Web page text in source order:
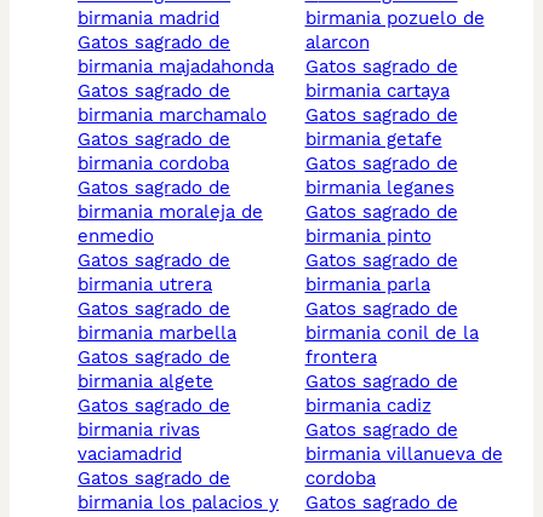
birmania madrid
gatos sagrado de
birmania majadahonda
gatos sagrado de
birmania marchamalo
gatos sagrado de
birmania cordoba
gatos sagrado de
birmania moraleja de
enmedio
gatos sagrado de
birmania utrera
gatos sagrado de
birmania marbella
gatos sagrado de
birmania algete
gatos sagrado de
birmania rivas
vaciamadrid
gatos sagrado de
birmania los palacios y
birmania pozuelo de
alarcon
gatos sagrado de
birmania cartaya
gatos sagrado de
birmania getafe
gatos sagrado de
birmania leganes
gatos sagrado de
birmania pinto
gatos sagrado de
birmania parla
gatos sagrado de
birmania conil de la
frontera
gatos sagrado de
birmania cadiz
gatos sagrado de
birmania villanueva de
cordoba
gatos sagrado de